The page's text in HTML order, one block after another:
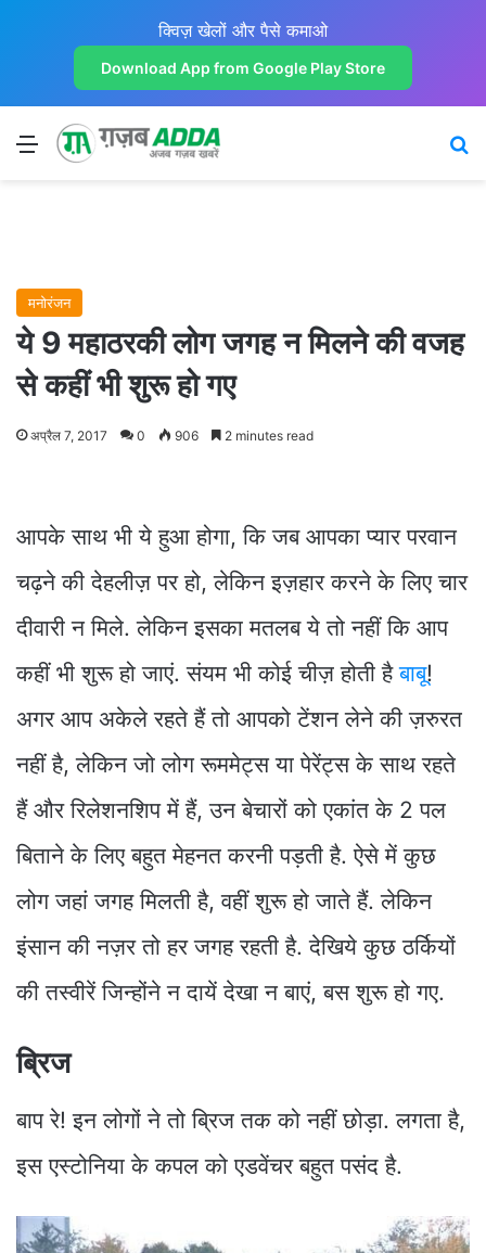
क्विज़ खेलों और पैसे कमाओ
Download App from Google Play Store
Menu
मनोरंजन
ये 9 महाठरकी लोग जगह न मिलने की वजह
से कहीं भी शुरू हो गए
अप्रैल 7, 2017 0 906 2 minutes read
आपके साथ भी ये हुआ होगा, कि जब आपका प्यार परवान
चढ़ने की देहलीज़ पर हो, लेकिन इज़हार करने के लिए चार
दीवारी न मिले. लेकिन इसका मतलब ये तो नहीं कि आप
कहीं भी शुरू हो जाएं. संयम भी कोई चीज़ होती हैबाबू!
अगर आप अकेले रहते हैं तो आपको टेंशन लेने की ज़रुरत
नहीं है, लेकिन जो लोग रूममेट्स या पेरेंट्स के साथ रहते
हैं और रिलेशनशिप में हैं, उन बेचारों को एकांत के 2 पल
बिताने के लिए बहुत मेहनत करनी पड़ती है. ऐसे में कुछ
लोग जहां जगह मिलती है, वहीं शुरू हो जाते हैं. लेकिन
इंसान की नज़र तो हर जगह रहती है. देखिये कुछ ठर्कियों
की तस्वीरें जिन्होंने न दायें देखा न बाएं, बस शुरू हो गए.
ब्रिज
बाप रे! इन लोगों ने तो ब्रिज तक को नहीं छोड़ा. लगता है,
इस एस्टोनिया के कपल को एडवेंचर बहुत पसंद है.